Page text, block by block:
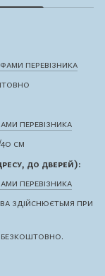
перевізника
перевізника
см
до дверей):
перевізника
здійснюєтьмя при